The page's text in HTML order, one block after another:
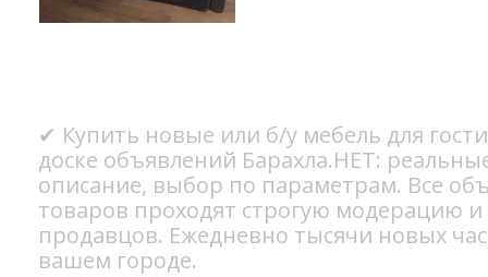
✔ Купить новые или б/у мебель для
доске объявлений Барахла.НЕТ:
описание, выбор по параметрам. Все
товаров проходят строгую модерацию
продавцов. Ежедневно тысячи новых
вашем городе.